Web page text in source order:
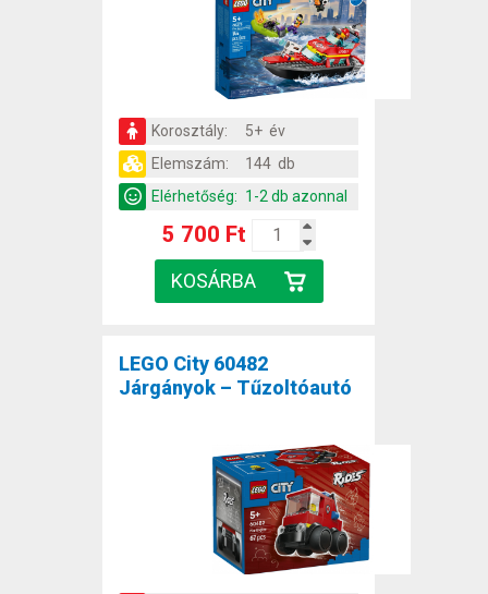
Korosztály:
5+ év
Elemszám:
144 db
Elérhetőség: 1-2 db azonnal
5 700 Ft
LEGO City 60482
Járgányok – Tűzoltóautó